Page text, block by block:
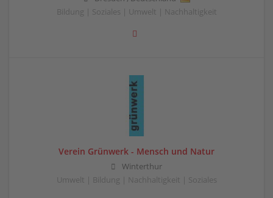
Bildung | Soziales | Umwelt | Nachhaltigkeit
Verein Grünwerk - Mensch und Natur
Winterthur
Umwelt | Bildung | Nachhaltigkeit | Soziales